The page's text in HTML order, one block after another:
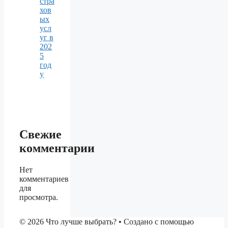
хов
ых
усл
уг в
202
5
год
у
Свежие
комментарии
Нет
комментариев
для
просмотра.
© 2026 Что лучше выбрать? • Создано с помощью